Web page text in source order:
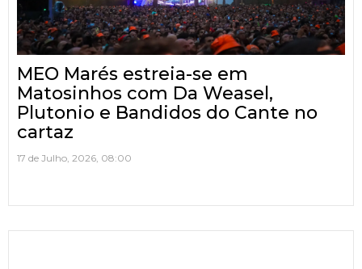
MEO Marés estreia-se em
Matosinhos com Da Weasel,
Plutonio e Bandidos do Cante no
cartaz
17 de Julho, 2026, 08:00